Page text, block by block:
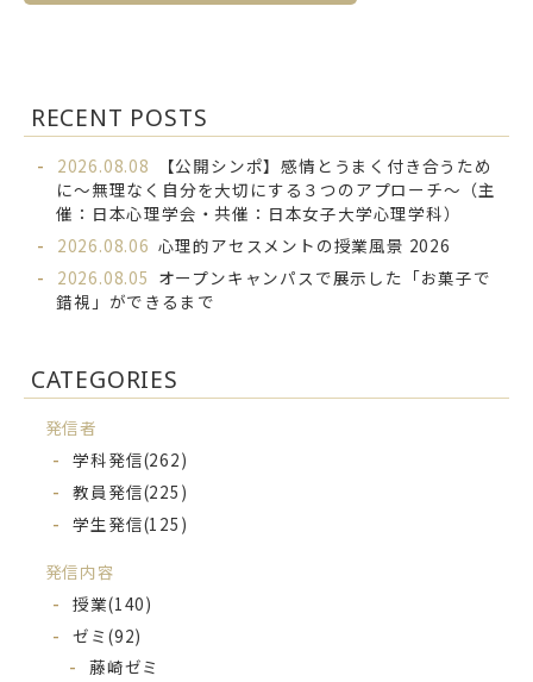
RECENT POSTS
2026.08.08
【公開シンポ】感情とうまく付き合うため
に～無理なく自分を大切にする３つのアプローチ～（主
催：日本心理学会・共催：日本女子大学心理学科）
2026.08.06 心理的アセスメントの授業風景 2026
2026.08.05 オープンキャンパスで展示した「お菓子で
錯視」ができるまで
CATEGORIES
発信者
学科発信(262)
教員発信(225)
学生発信(125)
発信内容
授業(140)
ゼミ(92)
藤崎ゼミ